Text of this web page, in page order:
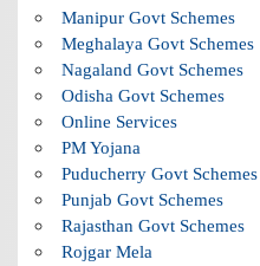
Manipur Govt Schemes
Meghalaya Govt Schemes
Nagaland Govt Schemes
Odisha Govt Schemes
Online Services
PM Yojana
Puducherry Govt Schemes
Punjab Govt Schemes
Rajasthan Govt Schemes
Rojgar Mela